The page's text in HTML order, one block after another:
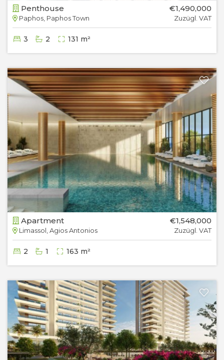
Penthouse
Paphos, Paphos Town
€1,490,000
Zuzügl. VAT
3 2 131 m²
Apartment
Limassol, Agios Antonios
€1,548,000
Zuzügl. VAT
2 1 163 m²